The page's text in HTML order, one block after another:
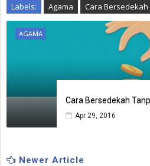
Labels: Agama Cara Bersedekah
AGAMA
Cara Bersedekah
Apr 29, 2016
Newer Article